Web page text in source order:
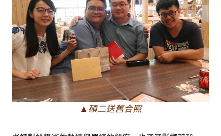
▲碩二送舊合照